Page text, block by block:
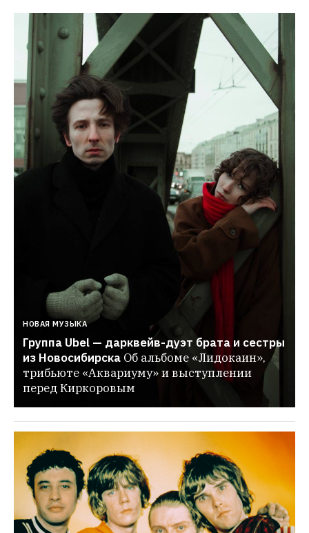
НОВАЯ МУЗЫКА
Группа Ubel — дарквейв-дуэт брата и сестры
из Новосибирска Об альбоме «Лидокаин»,
трибьюте «Аквариуму» и выступлении
перед Киркоровым